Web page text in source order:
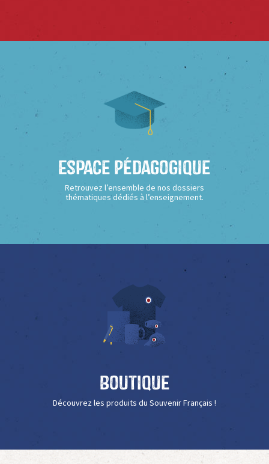
Espace Pédagogique
Retrouvez l’ensemble de nos dossiers
thématiques dédiés à l’enseignement.
Boutique
Découvrez les produits du Souvenir Français !